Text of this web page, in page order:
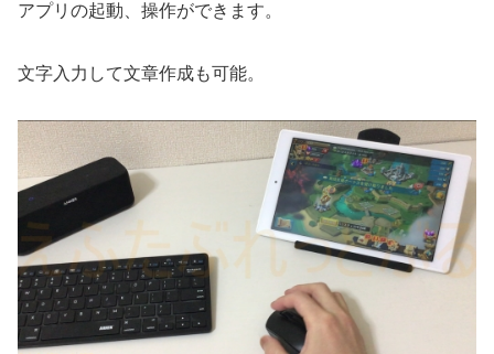
アプリの起動、操作ができます。
文字入力して文章作成も可能。